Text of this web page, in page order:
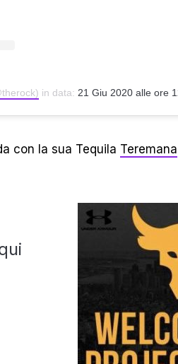
in data: 21 Giu 2020 alle ore
con la sua Tequila Teremana